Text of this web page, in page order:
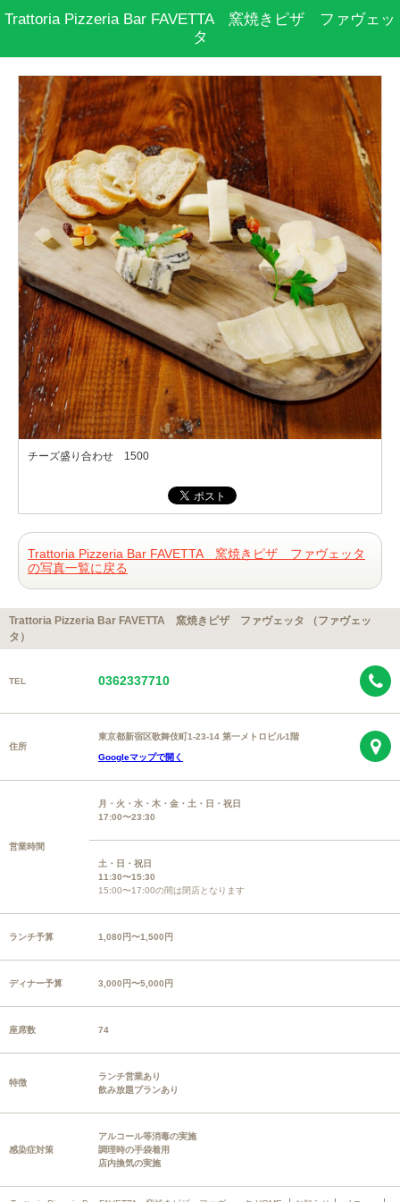
Trattoria Pizzeria Bar FAVETTA 窯焼きピザ ファヴェッ
タ
チーズ盛り合わせ 1500
Trattoria Pizzeria Bar FAVETTA 窯焼きピザ ファヴェッタ
の写真一覧に戻る
Trattoria Pizzeria Bar FAVETTA 窯焼きピザ ファヴェッタ （ファヴェッ
タ）
TEL 0362337710
住所
東京都新宿区歌舞伎町1-23-14 第一メトロビル1階
Googleマップで開く
営業時間
月・火・水・木・金・土・日・祝日
17:00〜23:30
土・日・祝日
11:30〜15:30
15:00〜17:00の間は閉店となります
ランチ予算 1,080円〜1,500円
ディナー予算 3,000円〜5,000円
座席数 74
特徴
ランチ営業あり
飲み放題プランあり
感染症対策
アルコール等消毒の実施
調理時の手袋着用
店内換気の実施